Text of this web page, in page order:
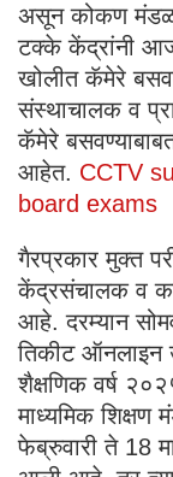
असून कोकण
टक्के केंद्रांनी आज
खोलीत कॅमेरे
संस्थाचालक व
कॅमेरे
आहेत. CCTV
board exams
गैरप्रकार मुक्त
केंद्रसंचालक व
आहे. दरम्यान
तिकीट
शैक्षणिक वर्ष
माध्यमिक शिक्षण
फेब्रुवारी ते 18